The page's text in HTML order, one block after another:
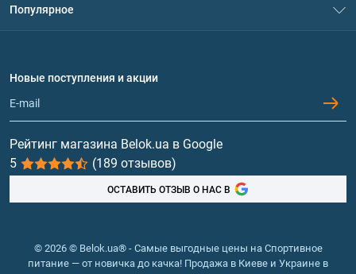
Политика конфиденциальности
Обмен и возврат
Популярное
Протеин
Гейнеры
Витамины и минералы
Рыбий жир, жирные кислоты
Новые поступления и акции
Рейтинг магазина Belok.ua в Google
5
(189 отзывов)
ОСТАВИТЬ ОТЗЫВ О НАС В
© 2026 © Belok.ua® - Самые выгодные цены на Спортивное
питание — от новичка до качка! Продажа в Киеве и Украине в